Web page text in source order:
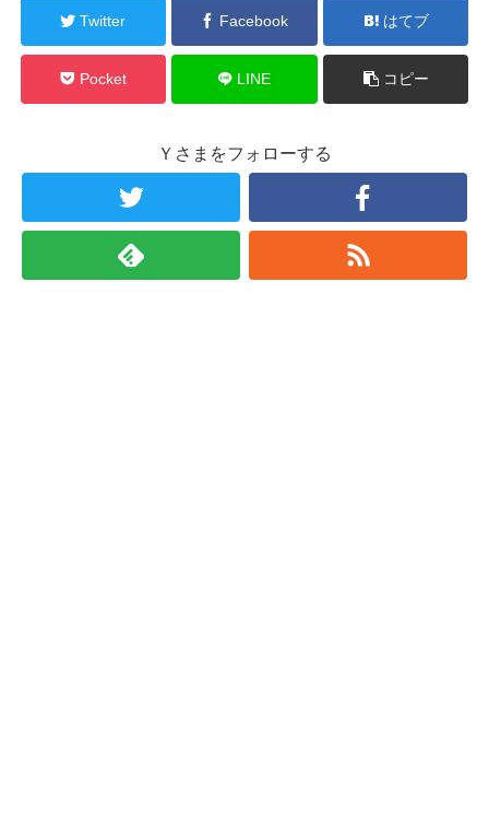
Twitter Facebook はてブ
Pocket LINE コピー
Ｙさまをフォローする